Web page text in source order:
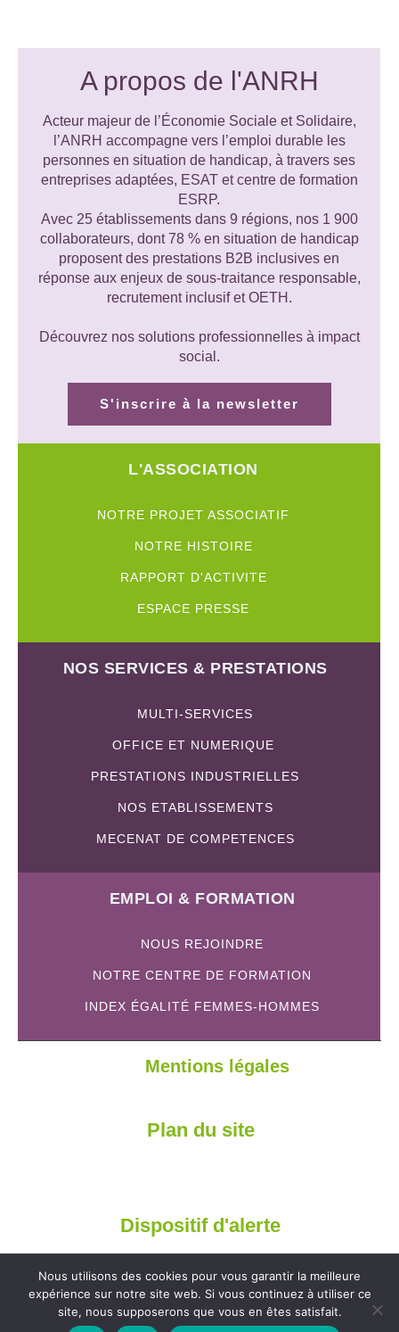
A propos de l'ANRH
Acteur majeur de l’Économie Sociale et Solidaire,
l’ANRH accompagne vers l’emploi durable les
personnes en situation de handicap, à travers ses
entreprises adaptées, ESAT et centre de formation
ESRP.
Avec 25 établissements dans 9 régions, nos 1 900
collaborateurs, dont 78 % en situation de handicap
proposent des prestations B2B inclusives en
réponse aux enjeux de sous-traitance responsable,
recrutement inclusif et OETH.
Découvrez nos solutions professionnelles à impact
social.
S'inscrire à la newsletter
L'ASSOCIATION
NOTRE PROJET ASSOCIATIF
NOTRE HISTOIRE
RAPPORT D'ACTIVITE
ESPACE PRESSE
NOS SERVICES & PRESTATIONS
MULTI-SERVICES
OFFICE ET NUMERIQUE
PRESTATIONS INDUSTRIELLES
NOS ETABLISSEMENTS
MECENAT DE COMPETENCES
EMPLOI & FORMATION
NOUS REJOINDRE
NOTRE CENTRE DE FORMATION
INDEX ÉGALITÉ FEMMES-HOMMES
Mentions légales
Plan du site
Dispositif d'alerte
Nous utilisons des cookies pour vous garantir la meilleure
expérience sur notre site web. Si vous continuez à utiliser ce
site, nous supposerons que vous en êtes satisfait.